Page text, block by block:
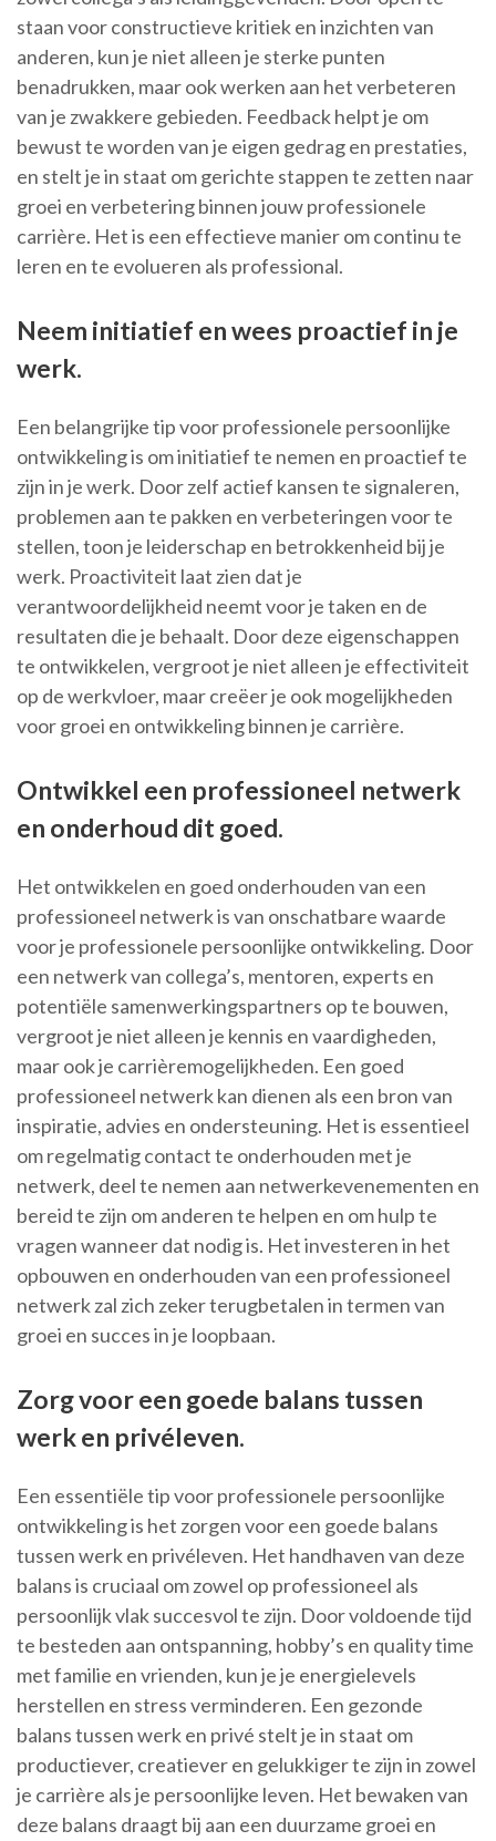
staan voor constructieve kritiek en inzichten van
anderen, kun je niet alleen je sterke punten
benadrukken, maar ook werken aan het verbeteren
van je zwakkere gebieden. Feedback helpt je om
bewust te worden van je eigen gedrag en prestaties,
en stelt je in staat om gerichte stappen te zetten naar
groei en verbetering binnen jouw professionele
carrière. Het is een effectieve manier om continu te
leren en te evolueren als professional.
Neem initiatief en wees proactief in je
werk.
Een belangrijke tip voor professionele persoonlijke
ontwikkeling is om initiatief te nemen en proactief te
zijn in je werk. Door zelf actief kansen te signaleren,
problemen aan te pakken en verbeteringen voor te
stellen, toon je leiderschap en betrokkenheid bij je
werk. Proactiviteit laat zien dat je
verantwoordelijkheid neemt voor je taken en de
resultaten die je behaalt. Door deze eigenschappen
te ontwikkelen, vergroot je niet alleen je effectiviteit
op de werkvloer, maar creëer je ook mogelijkheden
voor groei en ontwikkeling binnen je carrière.
Ontwikkel een professioneel netwerk
en onderhoud dit goed.
Het ontwikkelen en goed onderhouden van een
professioneel netwerk is van onschatbare waarde
voor je professionele persoonlijke ontwikkeling. Door
een netwerk van collega’s, mentoren, experts en
potentiële samenwerkingspartners op te bouwen,
vergroot je niet alleen je kennis en vaardigheden,
maar ook je carrièremogelijkheden. Een goed
professioneel netwerk kan dienen als een bron van
inspiratie, advies en ondersteuning. Het is essentieel
om regelmatig contact te onderhouden met je
netwerk, deel te nemen aan netwerkevenementen en
bereid te zijn om anderen te helpen en om hulp te
vragen wanneer dat nodig is. Het investeren in het
opbouwen en onderhouden van een professioneel
netwerk zal zich zeker terugbetalen in termen van
groei en succes in je loopbaan.
Zorg voor een goede balans tussen
werk en privéleven.
Een essentiële tip voor professionele persoonlijke
ontwikkeling is het zorgen voor een goede balans
tussen werk en privéleven. Het handhaven van deze
balans is cruciaal om zowel op professioneel als
persoonlijk vlak succesvol te zijn. Door voldoende tijd
te besteden aan ontspanning, hobby’s en quality time
met familie en vrienden, kun je je energielevels
herstellen en stress verminderen. Een gezonde
balans tussen werk en privé stelt je in staat om
productiever, creatiever en gelukkiger te zijn in zowel
je carrière als je persoonlijke leven. Het bewaken van
deze balans draagt bij aan een duurzame groei en